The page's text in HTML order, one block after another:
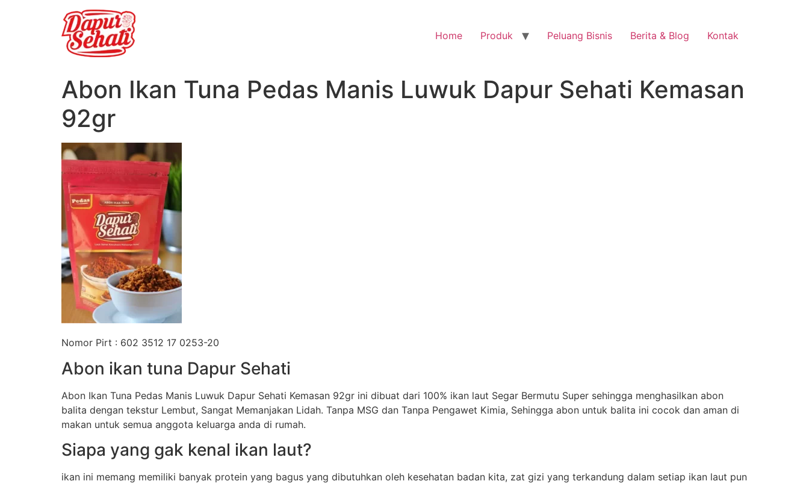
Home Produk Peluang Bisnis Berita & Blog Kontak
Abon Ikan Tuna Pedas Manis Luwuk Dapur Sehati Kemasan
92gr
Nomor Pirt : 602 3512 17 0253-20
Abon ikan tuna Dapur Sehati
Abon Ikan Tuna Pedas Manis Luwuk Dapur Sehati Kemasan 92gr ini dibuat dari 100% ikan laut Segar Bermutu Super sehingga menghasilkan abon
balita dengan tekstur Lembut, Sangat Memanjakan Lidah. Tanpa MSG dan Tanpa Pengawet Kimia, Sehingga abon untuk balita ini cocok dan aman di
makan untuk semua anggota keluarga anda di rumah.
Siapa yang gak kenal ikan laut?
ikan ini memang memiliki banyak protein yang bagus yang dibutuhkan oleh kesehatan badan kita, zat gizi yang terkandung dalam setiap ikan laut pun